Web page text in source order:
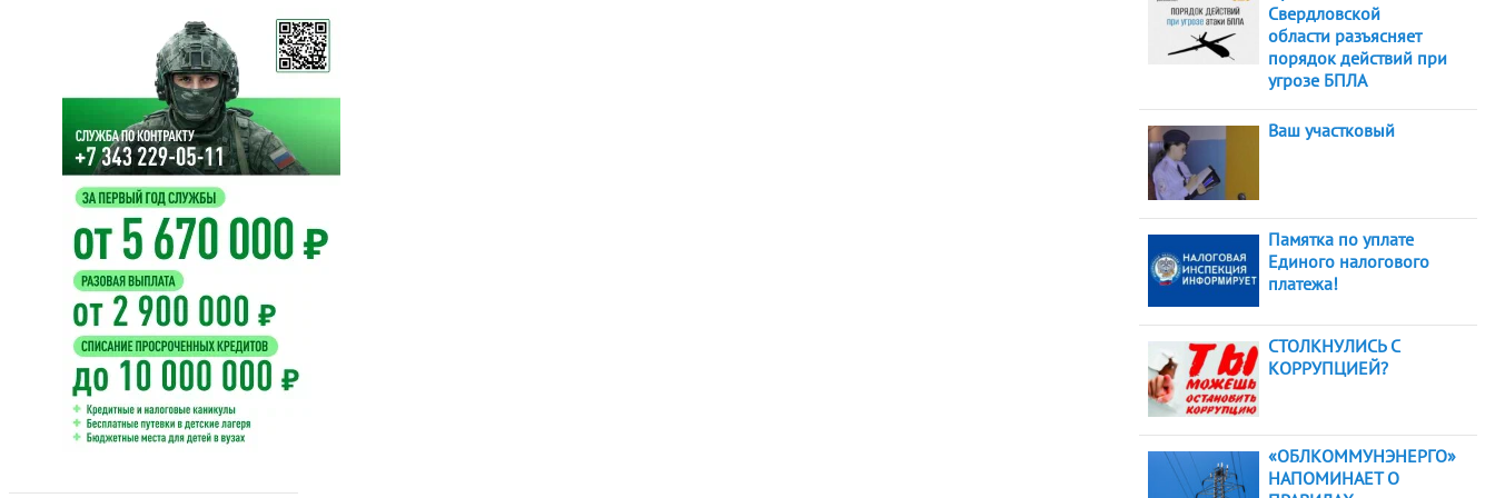
Свердловской
области разъясняет
порядок действий при
угрозе БПЛА
Ваш участковый
Памятка по уплате
Единого налогового
платежа!
СТОЛКНУЛИСЬ С
КОРРУПЦИЕЙ?
«ОБЛКОММУНЭНЕРГО»
НАПОМИНАЕТ О